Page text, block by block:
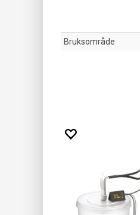
Bruksområde